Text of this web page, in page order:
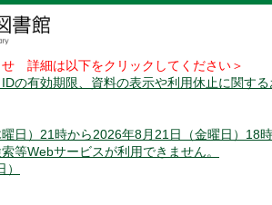
せ 詳細は以下をクリックしてください＞
の有効期限、資料の表示や利用休止に関する
曜日）21時から2026年8月21日（金曜日）18
等Webサービスが利用できません。